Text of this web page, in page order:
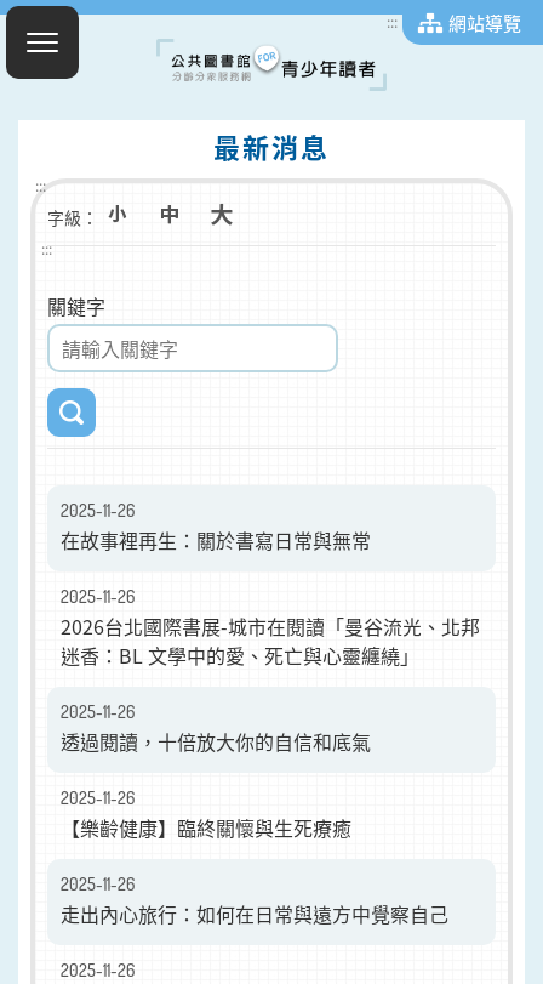
::: 網站導覽
最新消息
:::
字級：
:::
關鍵字
2025-11-26
在故事裡再生：關於書寫日常與無常
2025-11-26
2026台北國際書展-城市在閱讀「曼谷流光、北邦
迷香：BL 文學中的愛、死亡與心靈纏繞」
2025-11-26
透過閱讀，十倍放大你的自信和底氣
2025-11-26
【樂齡健康】臨終關懷與生死療癒
2025-11-26
走出內心旅行：如何在日常與遠方中覺察自己
2025-11-26